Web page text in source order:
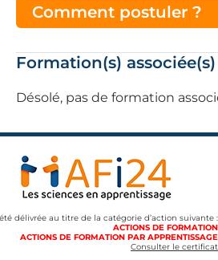
Comment postuler ?
Formation(s) associée(s)
Désolé, pas de formation
délivrée au titre de la catégorie d’action suivante :
ACTIONS DE FORMATION
ACTIONS DE FORMATION PAR APPRENTISSAGE
Consulter le certificat